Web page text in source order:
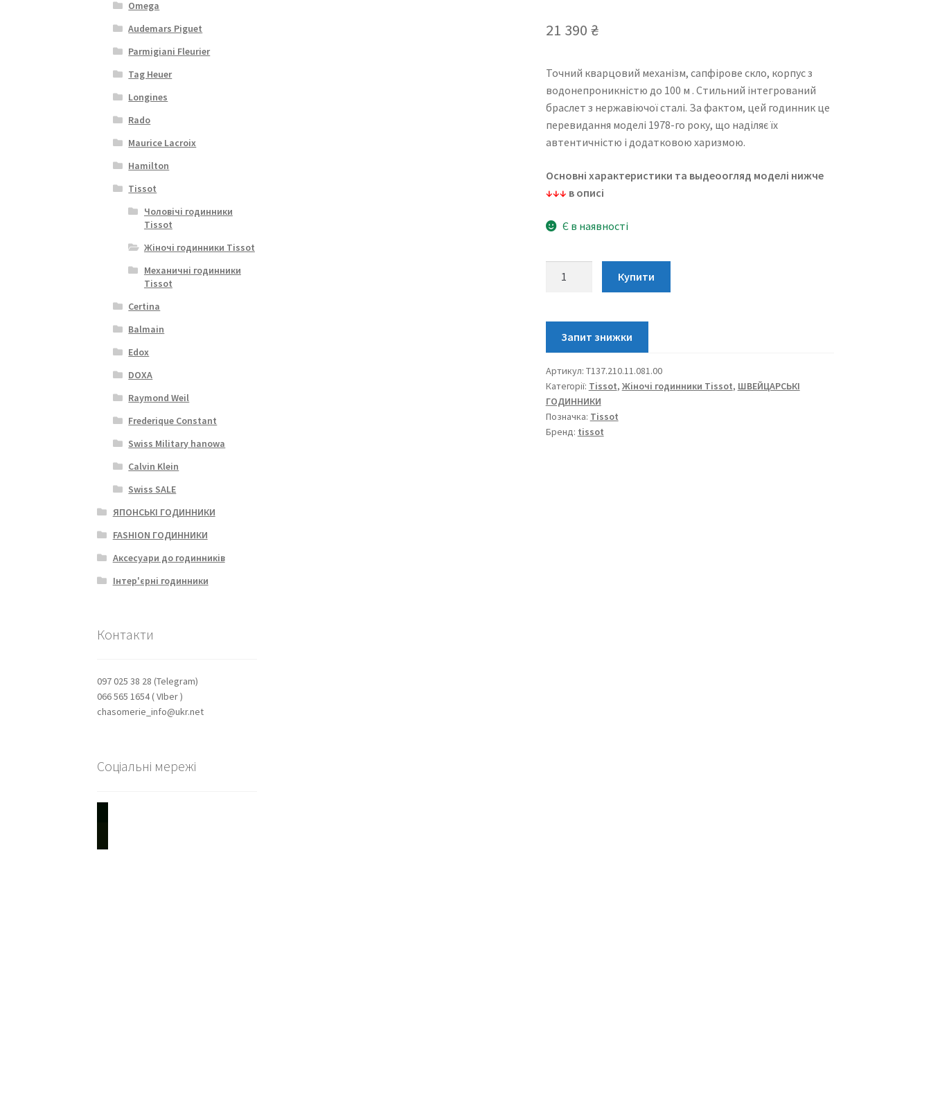
21 390 ₴
Точний кварцовий механізм, сапфірове скло, корпус з
водонепроникністю до 100 м . Стильний інтегрований
браслет з нержавіючої сталі. За фактом, цей годинник це
перевидання моделі 1978-го року, що наділяє їх
автентичністю і додатковою харизмою.
Основні характеристики та выдеоогляд моделі нижче
↓↓↓ в описі
Є в наявності
Quartz
T137.210.11.081.00
кількість
Купити
Артикул: T137.210.11.081.00
Категорії: Tissot, Жіночі годинники Tissot, ШВЕЙЦАРСЬКІ
ГОДИННИКИ
Позначка: Tissot
Бренд: tissot
Omega
Audemars Piguet
Parmigiani Fleurier
Tag Heuer
Longines
Rado
Maurice Lacroix
Hamilton
Tissot
Чоловічі годинники
Tissot
Жіночі годинники Tissot
Механичні годинники
Tissot
Certina
Balmain
Edox
DOXA
Raymond Weil
Frederique Constant
Swiss Military hanowa
Calvin Klein
Swiss SALE
ЯПОНСЬКІ ГОДИННИКИ
FASHION ГОДИННИКИ
Аксесуари до годинників
Інтер'єрні годинники
Контакти
097 025 38 28 (Telegram)
066 565 1654 ( VIber )
chasomerie_info@ukr.net
Соціальні мережі